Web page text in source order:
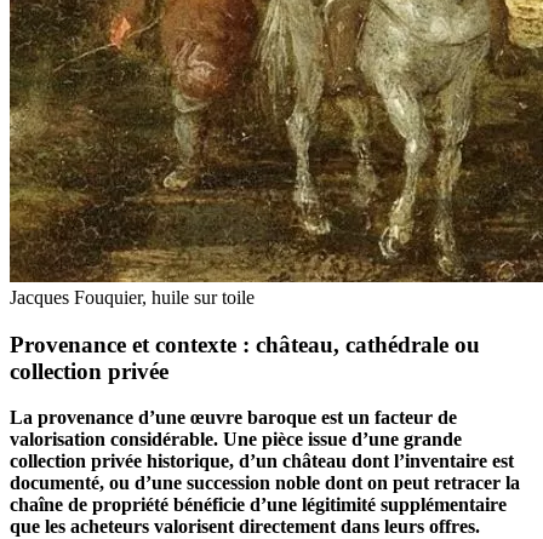
Jacques Fouquier, huile sur toile
Provenance et contexte : château, cathédrale ou
collection privée
La provenance d’une œuvre baroque est un facteur de
valorisation considérable. Une pièce issue d’une grande
collection privée historique, d’un château dont l’inventaire est
documenté, ou d’une succession noble dont on peut retracer la
chaîne de propriété bénéficie d’une légitimité supplémentaire
que les acheteurs valorisent directement dans leurs offres.